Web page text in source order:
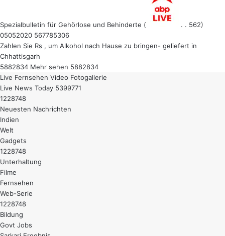
Spezialbulletin für Gehörlose und Behinderte (
. . 562)
05052020 567785306
Zahlen Sie Rs , um Alkohol nach Hause zu bringen- geliefert in
Chhattisgarh
5882834 Mehr sehen 5882834
Live Fernsehen Video Fotogallerie
Live News Today 5399771
1228748
Neuesten Nachrichten
Indien
Welt
Gadgets
1228748
Unterhaltung
Filme
Fernsehen
Web-Serie
1228748
Bildung
Govt Jobs